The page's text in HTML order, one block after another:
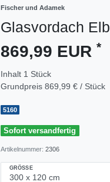
Fischer und Adamek
Glasvordach
869,99 EUR *
Inhalt 1 Stück
Grundpreis 869,99 € / Stück
5160
Sofort versandfertig
Artikelnummer: 2306
GRÖSSE